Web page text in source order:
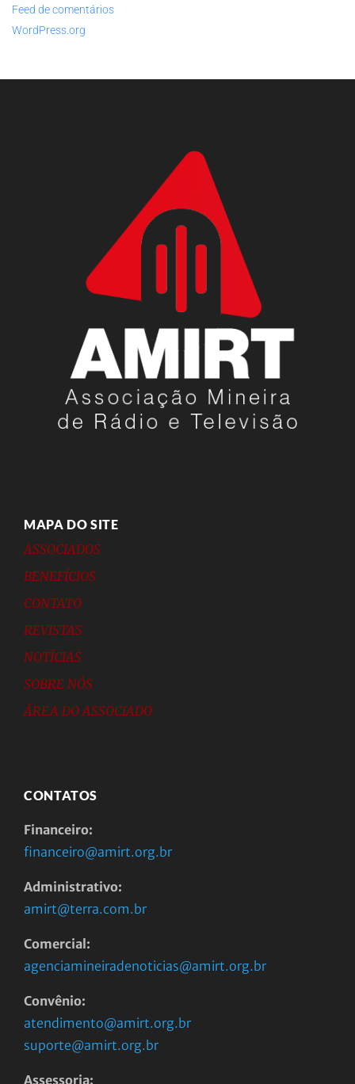
Feed de comentários
WordPress.org
MAPA DO SITE
ASSOCIADOS
BENEFÍCIOS
CONTATO
REVISTAS
NOTÍCIAS
SOBRE NÓS
ÁREA DO ASSOCIADO
CONTATOS
Financeiro:
financeiro@amirt.org.br
Administrativo:
amirt@terra.com.br
Comercial:
agenciamineiradenoticias@amirt.org.br
Convênio:
atendimento@amirt.org.br
suporte@amirt.org.br
Assessoria: